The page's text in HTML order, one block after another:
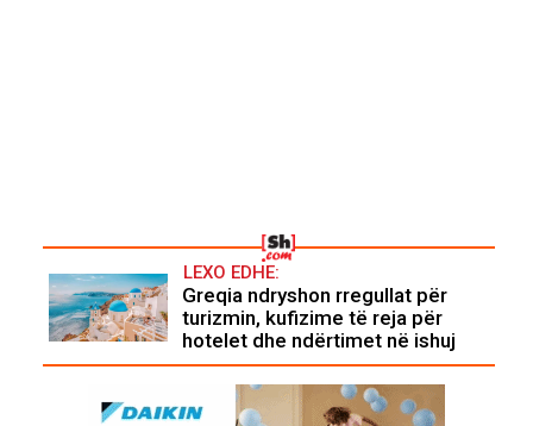
LEXO EDHE:
Greqia ndryshon rregullat për
turizmin, kufizime të reja për
hotelet dhe ndërtimet në ishuj